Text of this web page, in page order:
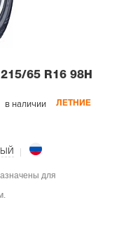
215/65 R16 98H
в наличии ЛЕТНИЕ
для